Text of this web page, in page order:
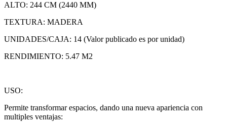
ALTO: 244 CM (2440 MM)
TEXTURA: MADERA
UNIDADES/CAJA: 14 (Valor publicado es por unidad)
RENDIMIENTO: 5.47 M2
USO:
Permite transformar espacios, dando una nueva apariencia con
multiples ventajas: